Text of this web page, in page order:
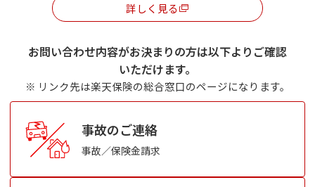
詳しく見る
お問い合わせ内容がお決まりの方は以下よりご確認
いただけます。
※ リンク先は楽天保険の総合窓口のページになります。
事故のご連絡
事故／保険金請求